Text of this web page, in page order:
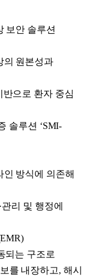
보안 솔루션
의 원본성과
반으로 환자 중심
솔루션 ‘SMI-
방식에 의존해
리 및 행정에
되는 구조로
를 내장하고, 해시